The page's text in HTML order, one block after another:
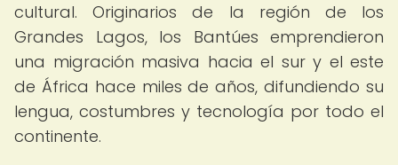
cultural. Originarios de la región de los
Grandes Lagos, los Bantúes emprendieron
una migración masiva hacia el sur y el este
de África hace miles de años, difundiendo su
lengua, costumbres y tecnología por todo el
continente.